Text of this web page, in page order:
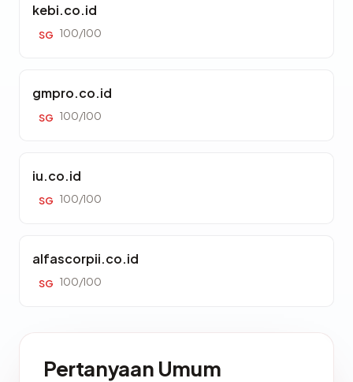
kebi.co.id
SG 100/100
gmpro.co.id
SG 100/100
iu.co.id
SG 100/100
alfascorpii.co.id
SG 100/100
Pertanyaan Umum